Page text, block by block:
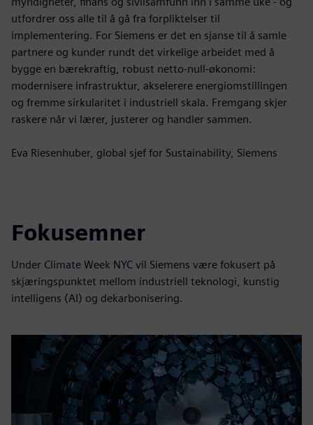
utfordrer oss alle til å gå fra forpliktelser til
implementering. For Siemens er det en sjanse til å samle
partnere og kunder rundt det virkelige arbeidet med å
bygge en bærekraftig, robust netto-null-økonomi:
modernisere infrastruktur, akselerere energiomstillingen
og fremme sirkularitet i industriell skala. Fremgang skjer
raskere når vi lærer, justerer og handler sammen.
Eva Riesenhuber, global sjef for Sustainability, Siemens
Fokusemner
Under Climate Week NYC vil Siemens være fokusert på
skjæringspunktet mellom industriell teknologi, kunstig
intelligens (AI) og dekarbonisering.